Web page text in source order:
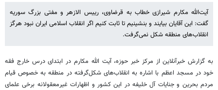
آیت‌الله مکارم شیرازی خطاب به قرضاوی، رییس الازهر و مفتی بزرگ سوریه
گفت: این آقایان بیایند و بنشینیم تا ثابت کنیم اگر انقلاب اسلامی ایران نبود هرگز
انقلاب‌های منطقه شکل نمی‌گرفت.
به گزارش خبرآنلاین از مرکز خبر حوزه، آیت الله مکارم در ابتدای درس خارج فقه
خود در مسجد اعظم با اشاره به انقلاب‌های شکل‌گرفته در منطقه به خصوص قیام
مردم بحرین و جنایات آل خلیفه در این کشور و اظهارات غیرمعقولانه برخی علمای